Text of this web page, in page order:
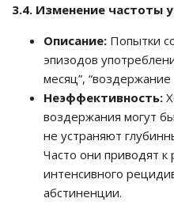
3.4. Изменение частоты
Описание: Попытки
эпизодов
месяц”, “воздержание
Неэффективность:
воздержания могут
не устраняют
Часто они приводят к
интенсивного
абстиненции.